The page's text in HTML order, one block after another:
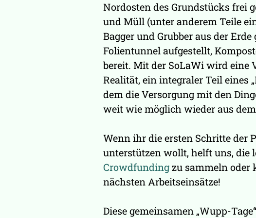
Nordosten des Grundstücks frei
und Müll (unter anderem Teile
Bagger und Grubber aus der
Folientunnel aufgestellt,
bereit. Mit der SoLaWi wird eine
Realität, ein integraler Teil eines
dem die Versorgung mit den
weit wie möglich wieder aus
Wenn ihr die ersten Schritte der
unterstützen wollt, helft uns, die
Crowdfundingzu sammeln oder
nächsten Arbeitseinsätze!
Diese gemeinsamen „Wupp-